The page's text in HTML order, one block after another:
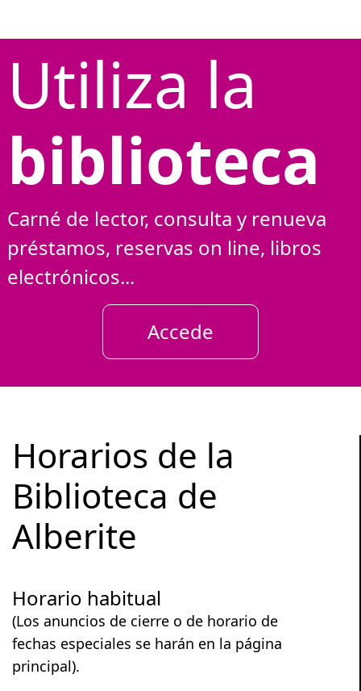
Utiliza la
biblioteca
Carné de lector, consulta y renueva
préstamos, reservas on line, libros
electrónicos...
Accede
Horarios de la
Biblioteca de
Alberite
Horario habitual
(Los anuncios de cierre o de horario de
fechas especiales se harán en la página
principal).